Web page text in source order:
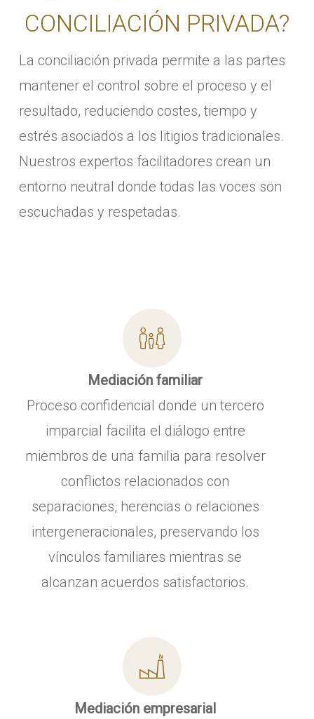
CONCILIACIÓN PRIVADA?
La conciliación privada permite a las partes
mantener el control sobre el proceso y el
resultado, reduciendo costes, tiempo y
estrés asociados a los litigios tradicionales.
Nuestros expertos facilitadores crean un
entorno neutral donde todas las voces son
escuchadas y respetadas.
Mediación familiar
Proceso confidencial donde un tercero
imparcial facilita el diálogo entre
miembros de una familia para resolver
conflictos relacionados con
separaciones, herencias o relaciones
intergeneracionales, preservando los
vínculos familiares mientras se
alcanzan acuerdos satisfactorios.
Mediación empresarial